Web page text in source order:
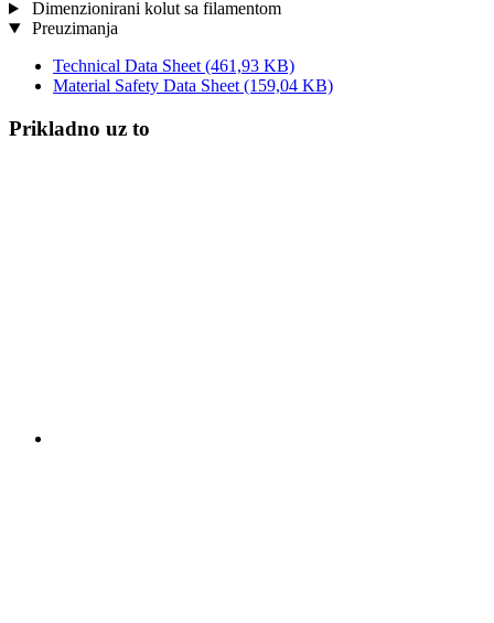
Dimenzionirani kolut sa filamentom
Preuzimanja
Technical Data Sheet (461,93 KB)
Material Safety Data Sheet (159,04 KB)
Prikladno uz to